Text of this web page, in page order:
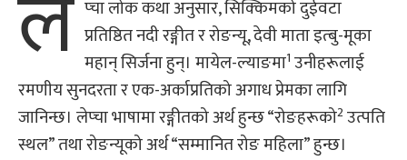
प्चा लोक कथा अनुसार, सिक्किमको दुईवटा
प्रतिष्ठित नदी रङ्गीत र रोङन्यू, देवी माता इत्बु-मूका
महान् सिर्जना हुन्। मायेल-ल्याङमा1 उनीहरूलाई
रमणीय सुनदरता र एक-अर्काप्रतिको अगाध प्रेमका लागि
जानिन्छ। लेप्चा भाषामा रङ्गीतको अर्थ हुन्छ “रोङहरूको2 उत्पति
स्थल” तथा रोङन्यूको अर्थ “सम्मानित रोङ महिला” हुन्छ।